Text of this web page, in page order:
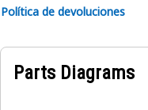
Política de devoluciones
Parts Diagrams